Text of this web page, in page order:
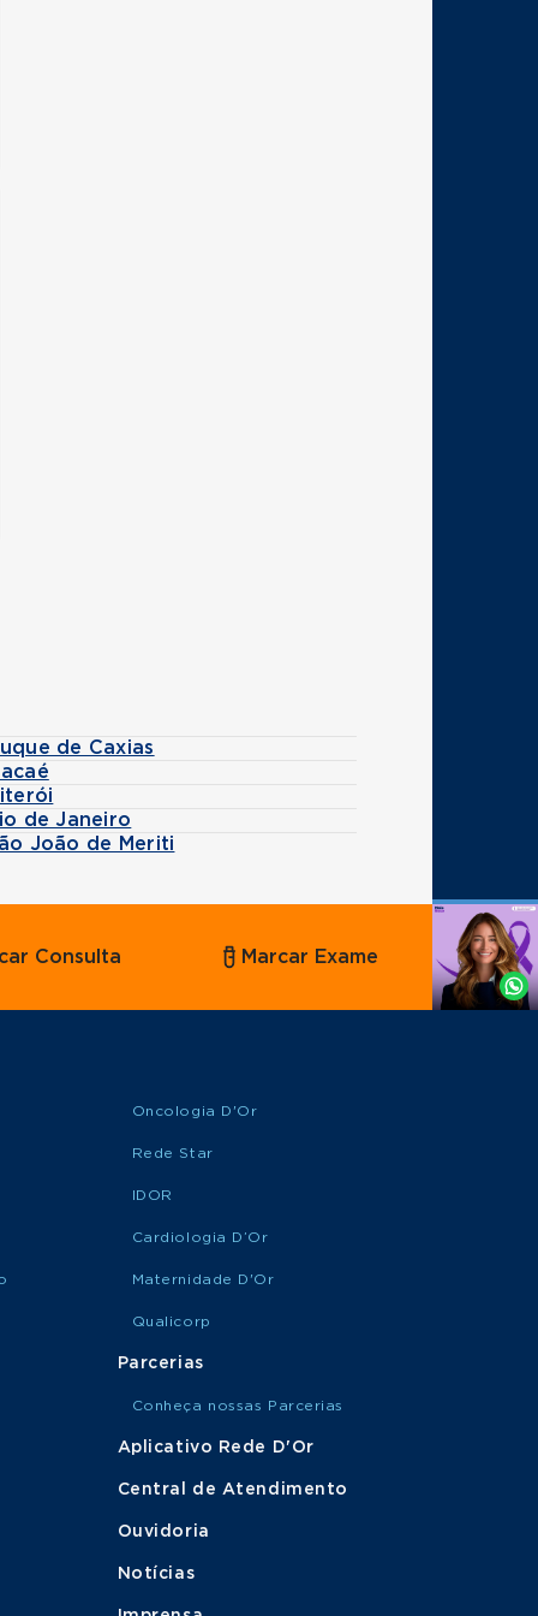
de Caxias
de Janeiro
João de Meriti
Agende
Whatsapp
Consulta Marcar Exame
Oncologia D'Or
Rede Star
IDOR
Cardiologia D’Or
Maternidade D'Or
Qualicorp
Parcerias
Conheça nossas Parcerias
Aplicativo Rede D'Or
Central de Atendimento
Ouvidoria
Notícias